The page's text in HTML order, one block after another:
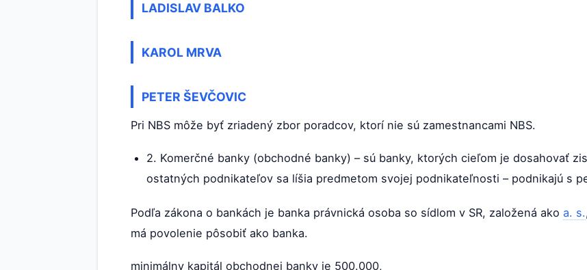
LADISLAV BALKO
KAROL MRVA
PETER ŠEVČOVIC
Pri NBS môže byť zriadený zbor poradcov, ktorí nie sú zamestnancami NBS.
2. Komerčné banky (obchodné banky) – sú banky, ktorých cieľom je dosahovať
ostatných podnikateľov sa líšia predmetom svojej podnikateľnosti – podnikajú s
Podľa zákona o bankách je banka právnická osoba so sídlom v SR, založená ako a. s.
má povolenie pôsobiť ako banka.
minimálny kapitál obchodnej banky je 500.000,